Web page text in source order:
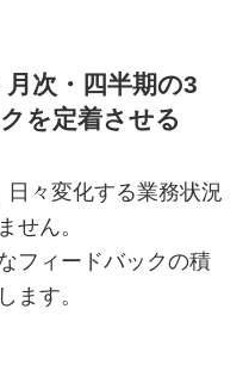
次・四半期の3
を定着させる
々変化する業務状況
せん。
フィードバックの積
ます。